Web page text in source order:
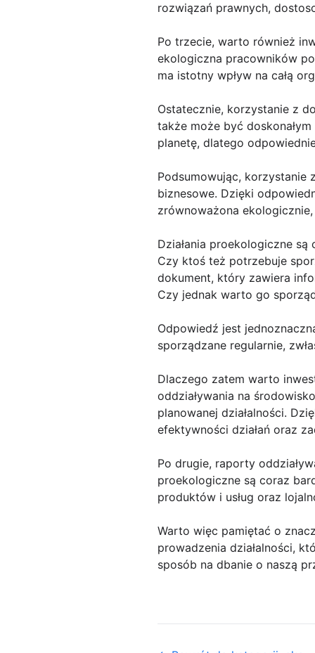
rozwiązań prawnych,
Po trzecie, warto również
ekologiczna pracowników
ma istotny wpływ na całą
Ostatecznie, korzystanie z
także może być
planetę, dlatego
Podsumowując,
biznesowe. Dzięki
zrównoważona
Działania proekologiczne
Czy ktoś też potrzebuje
dokument, który zawiera
Czy jednak warto go
Odpowiedź jest
sporządzane regularnie,
Dlaczego zatem warto
oddziaływania na
planowanej działalności.
efektywności działań oraz
Po drugie, raporty
proekologiczne są coraz
produktów i usług oraz
Warto więc pamiętać o
prowadzenia działalności,
sposób na dbanie o naszą